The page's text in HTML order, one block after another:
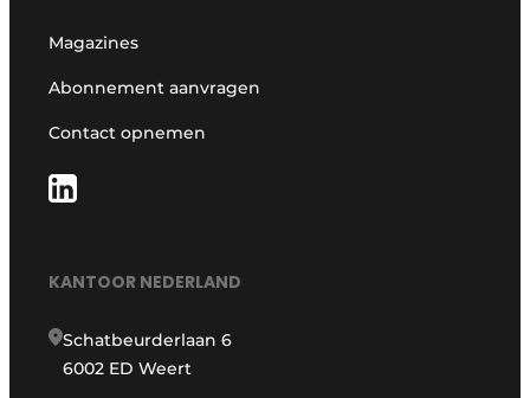
Magazines
Abonnement aanvragen
Contact opnemen
KANTOOR NEDERLAND
Schatbeurderlaan 6
6002 ED Weert